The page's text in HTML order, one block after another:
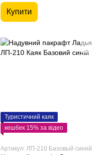
Купити
Туристичний каяк
кешбек 15% за відео
Артикул: ЛП-210 Базовый синий